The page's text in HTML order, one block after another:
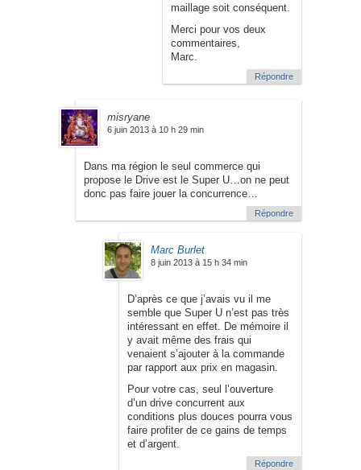
maillage soit conséquent.
Merci pour vos deux
commentaires,
Marc.
Répondre
misryane
6 juin 2013 à 10 h 29 min
Dans ma région le seul commerce qui
propose le Drive est le Super U…on ne peut
donc pas faire jouer la concurrence…
Répondre
Marc Burlet
8 juin 2013 à 15 h 34 min
D’après ce que j’avais vu il me
semble que Super U n’est pas très
intéressant en effet. De mémoire il
y avait même des frais qui
venaient s’ajouter à la commande
par rapport aux prix en magasin.
Pour votre cas, seul l’ouverture
d’un drive concurrent aux
conditions plus douces pourra vous
faire profiter de ce gains de temps
et d’argent.
Répondre